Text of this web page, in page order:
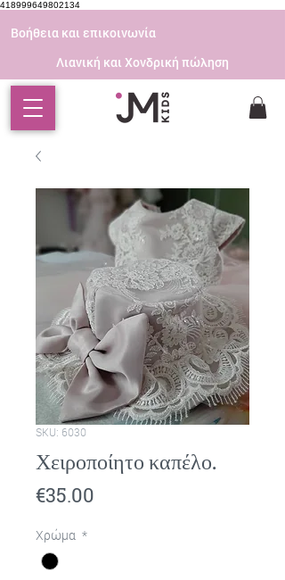
418999649802134
Βοήθεια και επικοινωνία
Λιανική και Χονδρική πώληση
SKU: 6030
Χειροποίητο καπέλο.
€35.00
Χρώμα *